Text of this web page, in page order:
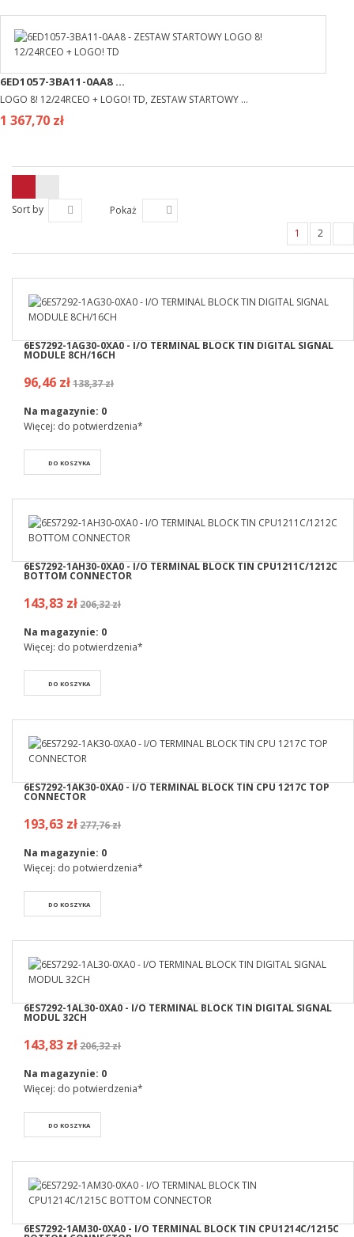
6ED1057-3BA11-0AA8 ...
LOGO 8! 12/24RCEO + LOGO! TD, ZESTAW STARTOWY ...
1 367,70 zł
Sort by
Pokaż
1
2
6ES7292-1AG30-0XA0 - I/O TERMINAL BLOCK TIN DIGITAL SIGNAL
MODULE 8CH/16CH
96,46 zł138,37 zł
Na magazynie: 0
Więcej: do potwierdzenia*
DO KOSZYKA
6ES7292-1AH30-0XA0 - I/O TERMINAL BLOCK TIN CPU1211C/1212C
BOTTOM CONNECTOR
143,83 zł206,32 zł
Na magazynie: 0
Więcej: do potwierdzenia*
DO KOSZYKA
6ES7292-1AK30-0XA0 - I/O TERMINAL BLOCK TIN CPU 1217C TOP
CONNECTOR
193,63 zł277,76 zł
Na magazynie: 0
Więcej: do potwierdzenia*
DO KOSZYKA
6ES7292-1AL30-0XA0 - I/O TERMINAL BLOCK TIN DIGITAL SIGNAL
MODUL 32CH
143,83 zł206,32 zł
Na magazynie: 0
Więcej: do potwierdzenia*
DO KOSZYKA
6ES7292-1AM30-0XA0 - I/O TERMINAL BLOCK TIN CPU1214C/1215C